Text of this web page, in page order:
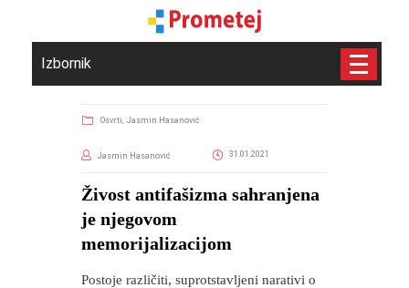
Izbornik
Osvrti, Jasmin Hasanović
Jasmin Hasanović 31.01.2021
Živost antifašizma sahranjena
je njegovom
memorijalizacijom
Postoje različiti, suprotstavljeni narativi o